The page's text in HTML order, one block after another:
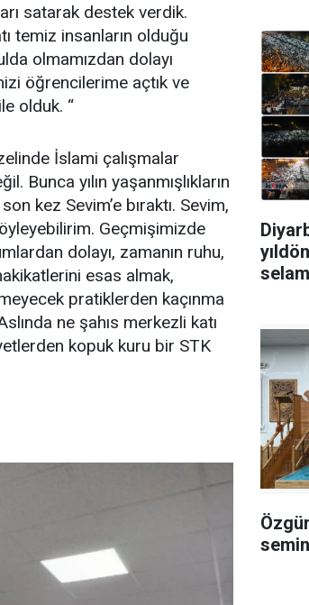
satarak destek verdik.
temiz insanların olduğu
olmamızdan dolayı
öğrencilerime açtık ve
olduk. “
İslami çalışmalar
yılın yaşanmışlıkların
kez Sevim’e bıraktı. Sevim,
Geçmişimizde
dolayı, zamanın ruhu,
esas almak,
pratiklerden kaçınma
ne şahıs merkezli katı
kopuk kuru bir STK